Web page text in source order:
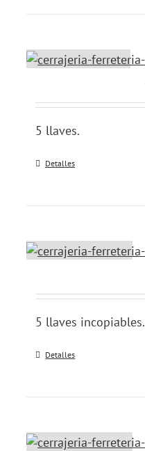
5 llaves.
Detalles
5 llaves incopiables.
Detalles